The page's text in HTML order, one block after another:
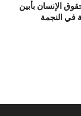
الإنسان بأبين
في النجمة